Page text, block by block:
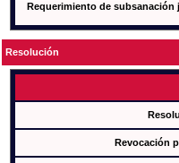
Requerimiento de
Resolución
Revocación